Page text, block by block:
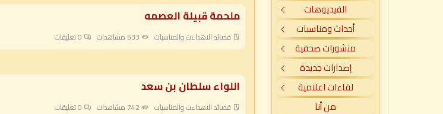
ملحمة قبيلة العصمه
قصائد الاهداءت والمناسبات 533 مشاهدات تعليقات
اللواء سلطان بن سعد
قصائد الاهداءت والمناسبات 742 مشاهدات تعليقات
الفيديوهات
أحداث ومناسبات
منشورات صحفية
إصدارات جديدة
لقاءات اعلامية
من أنا